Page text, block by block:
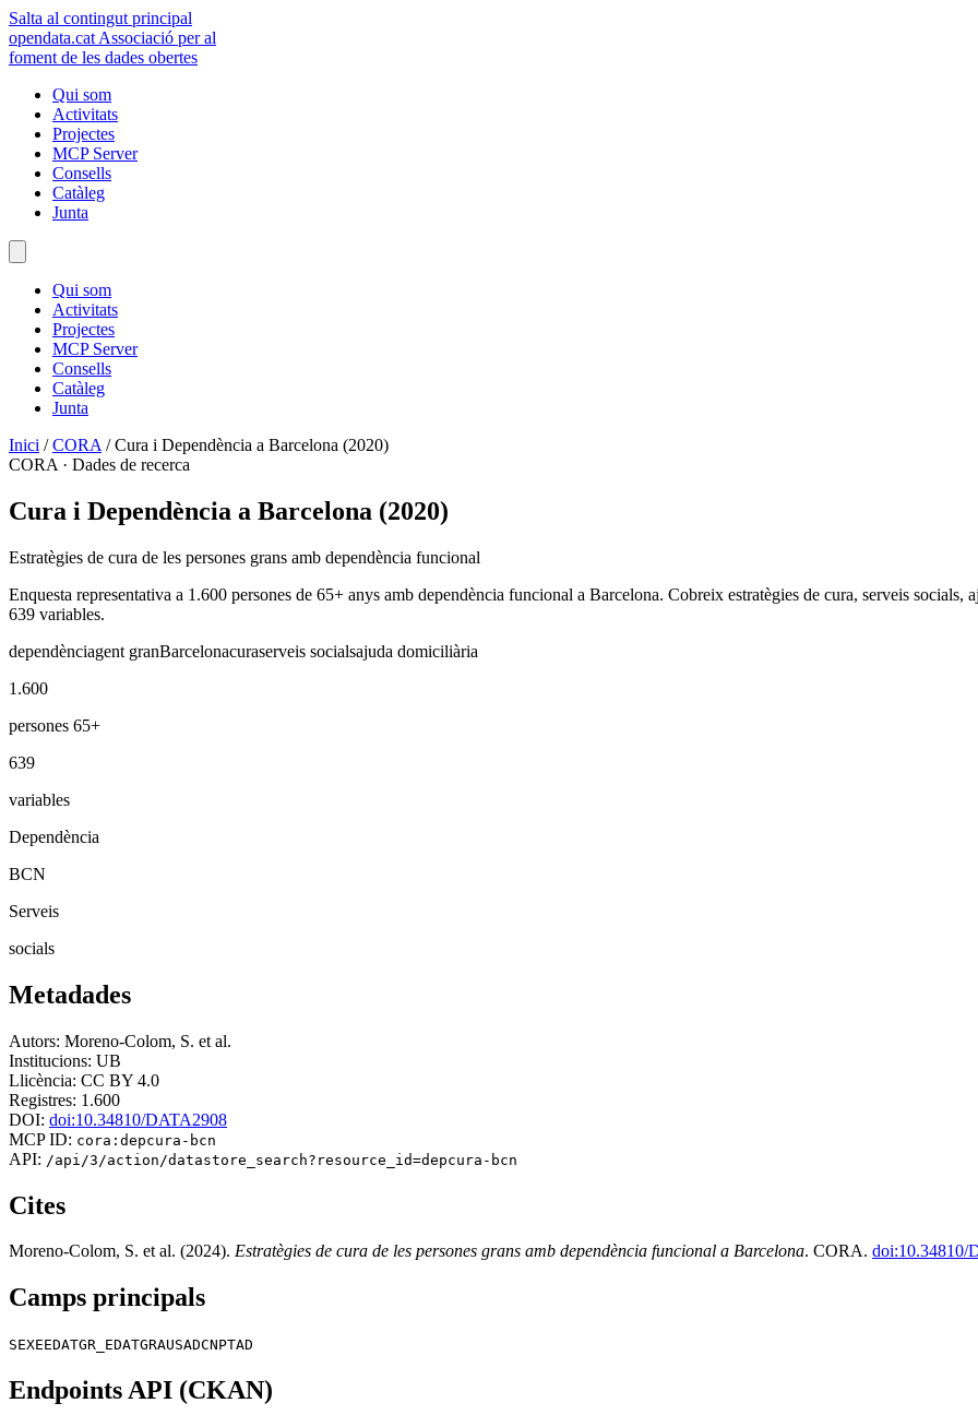
Salta al contingut principal
opendata.cat Associació per al
foment de les dades obertes
Qui som
Activitats
Projectes
MCP Server
Consells
Catàleg
Junta
Qui som
Activitats
Projectes
MCP Server
Consells
Catàleg
Junta
Inici / CORA / Cura i Dependència a Barcelona (2020)
CORA · Dades de recerca
Cura i Dependència a Barcelona (2020)
Estratègies de cura de les persones grans amb dependència funcional
Enquesta representativa a 1.600 persones de 65+ anys amb dependència funcional a Barcelona. Cobreix estratègies de cura, serveis
639 variables.
dependènciagent granBarcelonacuraserveis socialsajuda domiciliària
1.600
persones 65+
639
variables
Dependència
BCN
Serveis
socials
Metadades
Autors: Moreno-Colom, S. et al.
Institucions: UB
Llicència: CC BY 4.0
Registres: 1.600
DOI: doi:10.34810/DATA2908
MCP ID: cora:depcura-bcn
API: /api/3/action/datastore_search?resource_id=depcura-bcn
Cites
Moreno-Colom, S. et al. (2024). Estratègies de cura de les persones grans amb dependència funcional a Barcelona. CORA. doi:10.34810/
Camps principals
SEXEEDATGR_EDATGRAUSADCNPTAD
Endpoints API (CKAN)